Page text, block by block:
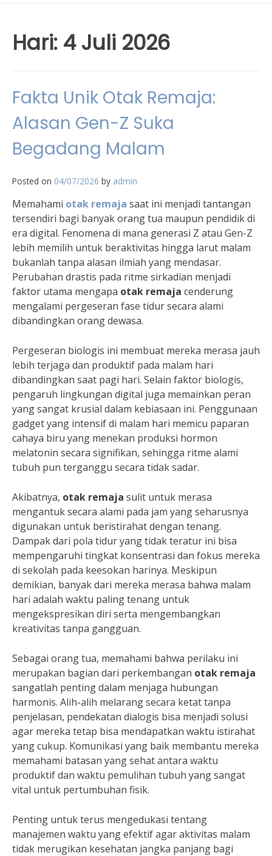
Hari: 4 Juli 2026
Fakta Unik Otak Remaja:
Alasan Gen-Z Suka
Begadang Malam
Posted on 04/07/2026 by admin
Memahami otak remaja saat ini menjadi tantangan
tersendiri bagi banyak orang tua maupun pendidik di
era digital. Fenomena di mana generasi Z atau Gen-Z
lebih memilih untuk beraktivitas hingga larut malam
bukanlah tanpa alasan ilmiah yang mendasar.
Perubahan drastis pada ritme sirkadian menjadi
faktor utama mengapa otak remaja cenderung
mengalami pergeseran fase tidur secara alami
dibandingkan orang dewasa.
Pergeseran biologis ini membuat mereka merasa jauh
lebih terjaga dan produktif pada malam hari
dibandingkan saat pagi hari. Selain faktor biologis,
pengaruh lingkungan digital juga memainkan peran
yang sangat krusial dalam kebiasaan ini. Penggunaan
gadget yang intensif di malam hari memicu paparan
cahaya biru yang menekan produksi hormon
melatonin secara signifikan, sehingga ritme alami
tubuh pun terganggu secara tidak sadar.
Akibatnya, otak remaja sulit untuk merasa
mengantuk secara alami pada jam yang seharusnya
digunakan untuk beristirahat dengan tenang.
Dampak dari pola tidur yang tidak teratur ini bisa
mempengaruhi tingkat konsentrasi dan fokus mereka
di sekolah pada keesokan harinya. Meskipun
demikian, banyak dari mereka merasa bahwa malam
hari adalah waktu paling tenang untuk
mengekspresikan diri serta mengembangkan
kreativitas tanpa gangguan.
Sebagai orang tua, memahami bahwa perilaku ini
merupakan bagian dari perkembangan otak remaja
sangatlah penting dalam menjaga hubungan
harmonis. Alih-alih melarang secara ketat tanpa
penjelasan, pendekatan dialogis bisa menjadi solusi
agar mereka tetap bisa mendapatkan waktu istirahat
yang cukup. Komunikasi yang baik membantu mereka
memahami batasan yang sehat antara waktu
produktif dan waktu pemulihan tubuh yang sangat
vital untuk pertumbuhan fisik.
Penting untuk terus mengedukasi tentang
manajemen waktu yang efektif agar aktivitas malam
tidak merugikan kesehatan jangka panjang bagi